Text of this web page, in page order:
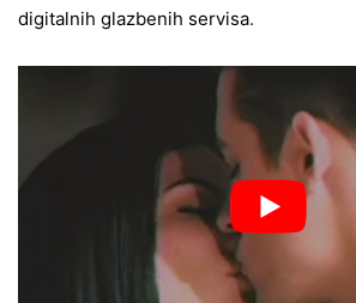
digitalnih glazbenih servisa.